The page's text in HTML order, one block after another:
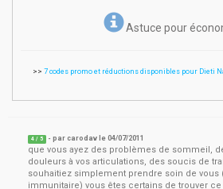
Astuce pour
>> 7 codes promo et réductions disponibles pour Dieti
4 / 5 - parcarodav le04/07/2011
que vous ayez des problèmes de sommeil,
douleurs à vos articulations, des soucis de
souhaitiez simplement prendre soin de
immunitaire) vous êtes certains de trouver